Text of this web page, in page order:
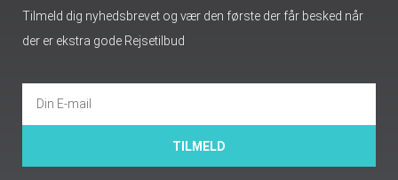
Tilmeld dig nyhedsbrevet og vær den første der får besked når
der er ekstra gode Rejsetilbud
TILMELD